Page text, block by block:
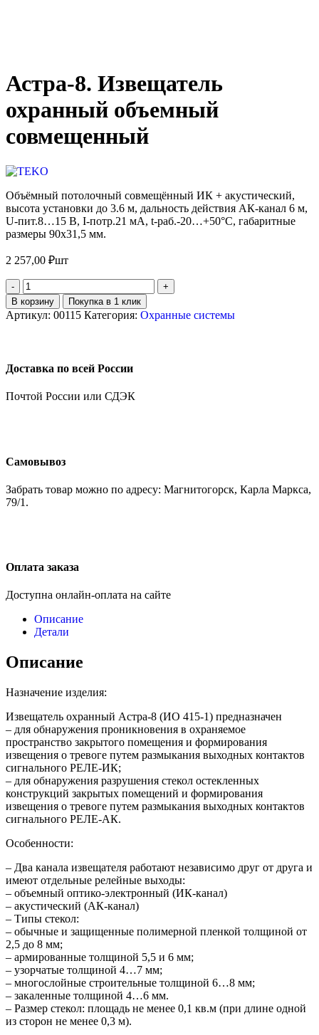
Астра-8. Извещатель
охранный объемный
совмещенный
Объёмный потолочный совмещённый ИК + акустический,
высота установки до 3.6 м, дальность действия АК-канал 6 м,
U-пит.8…15 В, I-потр.21 мА, t-раб.-20…+50°С, габаритные
размеры 90х31,5 мм.
2 257,00 ₽шт
В корзину Покупка в 1 клик
Артикул: 00115 Категория: Охранные системы
Доставка по всей России
Почтой России или СДЭК
Самовывоз
Забрать товар можно по адресу: Магнитогорск, Карла Маркса,
79/1.
Оплата заказа
Доступна онлайн-оплата на сайте
Описание
Детали
Описание
Назначение изделия:
Извещатель охранный Астра-8 (ИО 415-1) предназначен
– для обнаружения проникновения в охраняемое
пространство закрытого помещения и формирования
извещения о тревоге путем размыкания выходных контактов
сигнального РЕЛЕ-ИК;
– для обнаружения разрушения стекол остекленных
конструкций закрытых помещений и формирования
извещения о тревоге путем размыкания выходных контактов
сигнального РЕЛЕ-АК.
Особенности:
– Два канала извещателя работают независимо друг от друга и
имеют отдельные релейные выходы:
– объемный оптико-электронный (ИК-канал)
– акустический (АК-канал)
– Типы стекол:
– обычные и защищенные полимерной пленкой толщиной от
2,5 до 8 мм;
– армированные толщиной 5,5 и 6 мм;
– узорчатые толщиной 4…7 мм;
– многослойные строительные толщиной 6…8 мм;
– закаленные толщиной 4…6 мм.
– Размер стекол: площадь не менее 0,1 кв.м (при длине одной
из сторон не менее 0,3 м).